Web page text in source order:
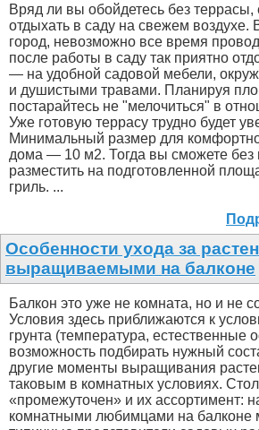
Вряд ли вы обойдетесь без террасы,
отдыхать в саду на свежем воздухе.
город, невозможно все время
после работы в саду так приятно
— на удобной садовой мебели,
и душистыми травами. Планируя
постарайтесь не "мелочиться" в
Уже готовую террасу трудно будет
Минимальный размер для
дома — 10 м2. Тогда вы сможете без
разместить на подготовленной
гриль. ...
Особенности ухода за
выращиваемыми на балконе
Балкон это уже не комната, но и не
Условия здесь приближаются к
грунта (температура, естественные
возможность подбирать нужный
другие моменты выращивания
таковым в комнатных условиях.
«промежуточен» и их ассортимент:
комнатными любимцами на балконе